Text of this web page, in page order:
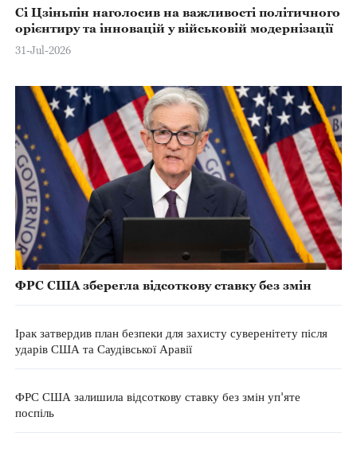
Сі Цзіньпін наголосив на важливості політичного
орієнтиру та інновацій у військовій модернізації
31-Jul-2026
ФРС США зберегла відсоткову ставку без змін
Ірак затвердив план безпеки для захисту суверенітету після
ударів США та Саудівської Аравії
ФРС США залишила відсоткову ставку без змін уп'яте
поспіль